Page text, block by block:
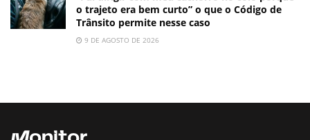
o trajeto era bem curto” o que o Código de
Trânsito permite nesse caso
9 DE AGOSTO DE 2026